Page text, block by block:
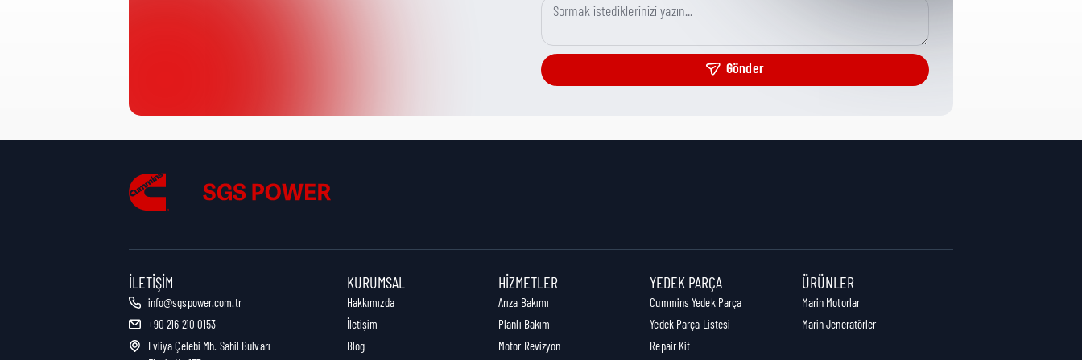
Tubes/Hosing
Nakliye Yüksekliği:
Nakliye Uzunluğu:
Nakliye Ağırlığı:
Gönder
İLETIŞIM
info@sgspower.com.tr
+90 216 210 0153
Evliya Çelebi Mh. Sahil Bulvarı
KURUMSAL
Hakkımızda
İletişim
Blog
HIZMETLER
Arıza Bakımı
Planlı Bakım
Motor Revizyon
YEDEK PARÇA
Cummins Yedek Parça
Yedek Parça Listesi
Repair Kit
ÜRÜNLER
Marin Motorlar
Marin Jeneratörler